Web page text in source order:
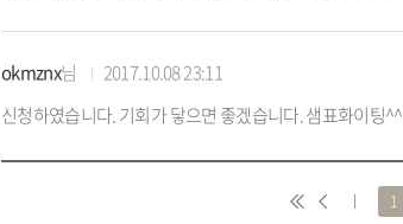
okmznx님
2017.10.08 23:11
신청하였습니다. 기회가 닿으면 좋겠습니다. 샘표화이팅^^
1